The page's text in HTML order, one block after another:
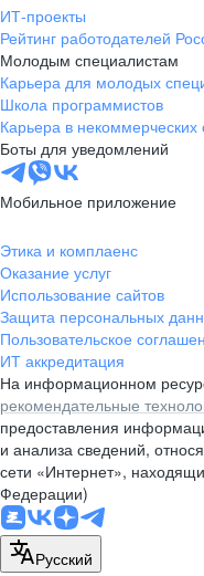
помещение 21
+7 383 207-94-64
pr@nsk.hh.ru
Минск
пр-т Дзержинского, д. 57,
10 этаж, помещение 45-1
pr@rabota.by
Алматы
пр. Абая, д. 151, БЦ
12 этаж, офис 1209
+7 727 232-13-13
pr@headhunter.com.kz
ИТ-проекты
Рейтинг работодателей
Молодым специалистам
Карьера для молодых
Школа программистов
Карьера в некоммерческих
Боты для уведомлений
Мобильное приложение
Этика и комплаенс
Оказание услуг
Использование сайтов
Защита персональных
Пользовательское
ИТ аккредитация
На информационном
рекомендательные
предоставления
и анализа сведений,
сети «Интернет»,
Федерации)
Русский